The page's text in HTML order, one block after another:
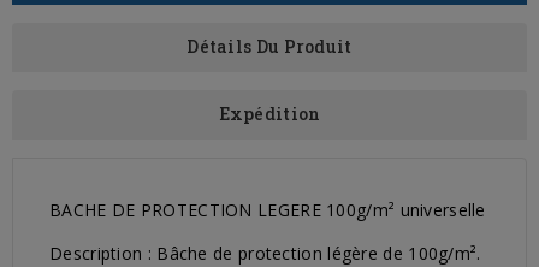
Détails Du Produit
Expédition
BACHE DE PROTECTION LEGERE 100g/m² universelle
Description : Bâche de protection légère de 100g/m².